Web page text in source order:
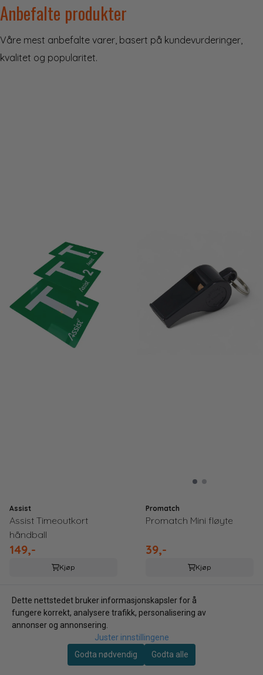
Anbefalte produkter
Våre mest anbefalte varer, basert på kundevurderinger,
kvalitet og popularitet.
Assist
Assist Timeoutkort
håndball
149,-
Kjøp
Promatch
Promatch Mini fløyte
39,-
Kjøp
Dette nettstedet bruker informasjonskapsler for å
fungere korrekt, analysere trafikk, personalisering av
annonser og annonsering.
Juster innstillingene
Godta nødvendig
Godta alle